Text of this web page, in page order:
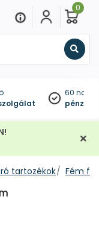
0
60
tartozékok Fém